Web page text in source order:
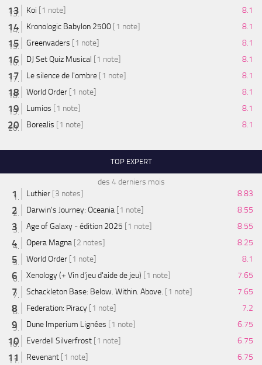
Koi [1 note]
8.1
Kronologic Babylon 2500 [1 note]
8.1
Greenvaders [1 note]
8.1
DJ Set Quiz Musical [1 note]
8.1
Le silence de l'ombre [1 note]
8.1
World Order [1 note]
8.1
Lumios [1 note]
8.1
Borealis [1 note] 8.1
TOP EXPERT
des 4 derniers mois
Luthier [3 notes]
8.83
Darwin's Journey: Oceania [1 note]
8.55
Age of Galaxy - édition 2025 [1 note]
8.55
Opera Magna [2 notes]
8.25
World Order [1 note]
8.1
Xenology (+ Vin d'jeu d'aide de jeu) [1 note]
7.65
Schackleton Base: Below. Within. Above. [1 note]
7.65
Federation: Piracy [1 note]
7.2
Dune Imperium Lignées [1 note]
6.75
Everdell Silverfrost [1 note]
6.75
Revenant [1 note] 6.75